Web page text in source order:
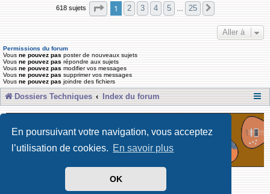
En poursuivant votre navigation, vous acceptez
l’utilisation de cookies. En savoir plus
OK
618 sujets Page 1sur25
1 2 3 4 5 25
Aller à
Permissions du forum
Vous ne pouvez pas poster de nouveaux sujets
Vous ne pouvez pas répondre aux sujets
Vous ne pouvez pas modifier vos messages
Vous ne pouvez pas supprimer vos messages
Vous ne pouvez pas joindre des fichiers
Dossiers Techniques Index du forum
Développé par Forum Software © phpBB Limited